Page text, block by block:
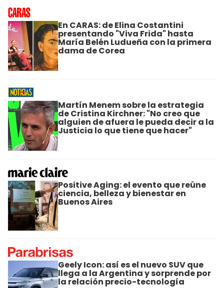
En CARAS: de Elina Costantini
presentando "Viva Frida" hasta
María Belén Ludueña con la primera
dama de Corea
Martín Menem sobre la estrategia
de Cristina Kirchner: "No creo que
alguien de afuera le pueda decir a la
Justicia lo que tiene que hacer"
Positive Aging: el evento que reúne
ciencia, belleza y bienestar en
Buenos Aires
Geely Icon: así es el nuevo SUV que
llega a la Argentina y sorprende por
la relación precio-tecnología